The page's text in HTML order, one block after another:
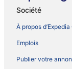
Société
À propos d’Expedia
Emplois
Publier votre